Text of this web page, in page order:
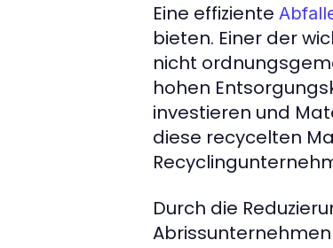
Eine effiziente
bieten. Einer der
nicht
hohen
investieren und
diese recycelten
Durch die